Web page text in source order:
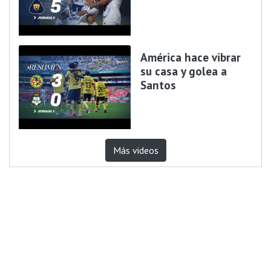
América hace vibrar
su casa y golea a
Santos
Más videos